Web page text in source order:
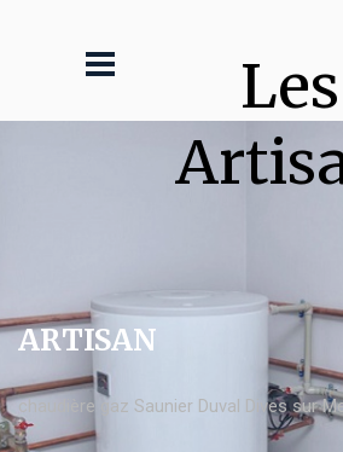
Les
ARTISAN
chaudière gaz Saunier Duval Dives sur